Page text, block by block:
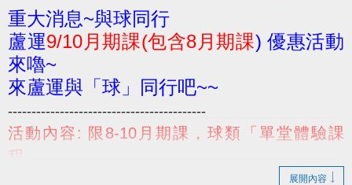
重大消息~與球同行
蘆運9/10月期課(包含8月期課) 優惠活動
來嚕~
來蘆運與「球」同行吧~~
------------------------------------------
活動內容: 限8-10月期課，球類「單堂體驗課
程」
展開內容